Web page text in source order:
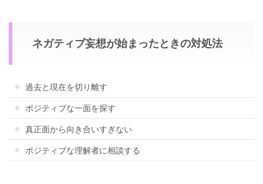
ネガティブ妄想が始まったときの対処法
過去と現在を切り離す
ポジティブな一面を探す
真正面から向き合いすぎない
ポジティブな理解者に相談する